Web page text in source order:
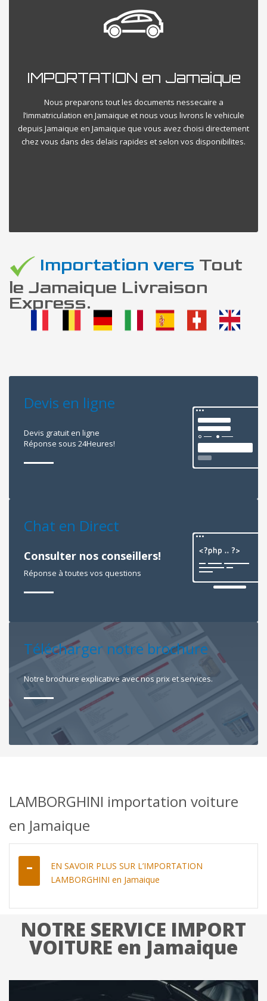
IMPORTATION en Jamaique
Nous preparons tout les documents nessecaire a
l’immatriculation en Jamaique et nous vous livrons le vehicule
depuis Jamaique en Jamaique que vous avez choisi directement
chez vous dans des delais rapides et selon vos disponibilites.
Importation vers Tout
le Jamaique Livraison
Express.
Devis en ligne
Devis gratuit en ligne
Réponse sous 24Heures!
Chat en Direct
Consulter nos conseillers!
Réponse à toutes vos questions
Télécharger notre brochure
Notre brochure explicative avec nos prix et services.
LAMBORGHINI importation voiture
en Jamaique
EN SAVOIR PLUS SUR L’IMPORTATION
LAMBORGHINI en Jamaique
NOTRE SERVICE IMPORT
VOITURE en Jamaique